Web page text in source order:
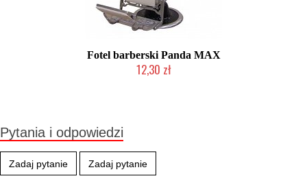
Fotel barberski Panda MAX
12,30 zł
Pytania i odpowiedzi
Zadaj pytanie Zadaj pytanie